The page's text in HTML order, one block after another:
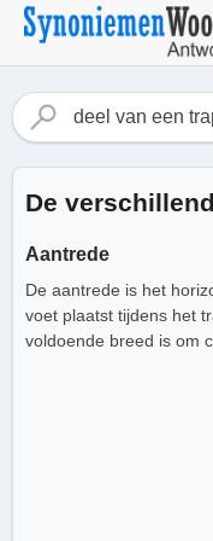
De
Aantrede
De aantrede is het
voet plaatst tijdens het
voldoende breed is om